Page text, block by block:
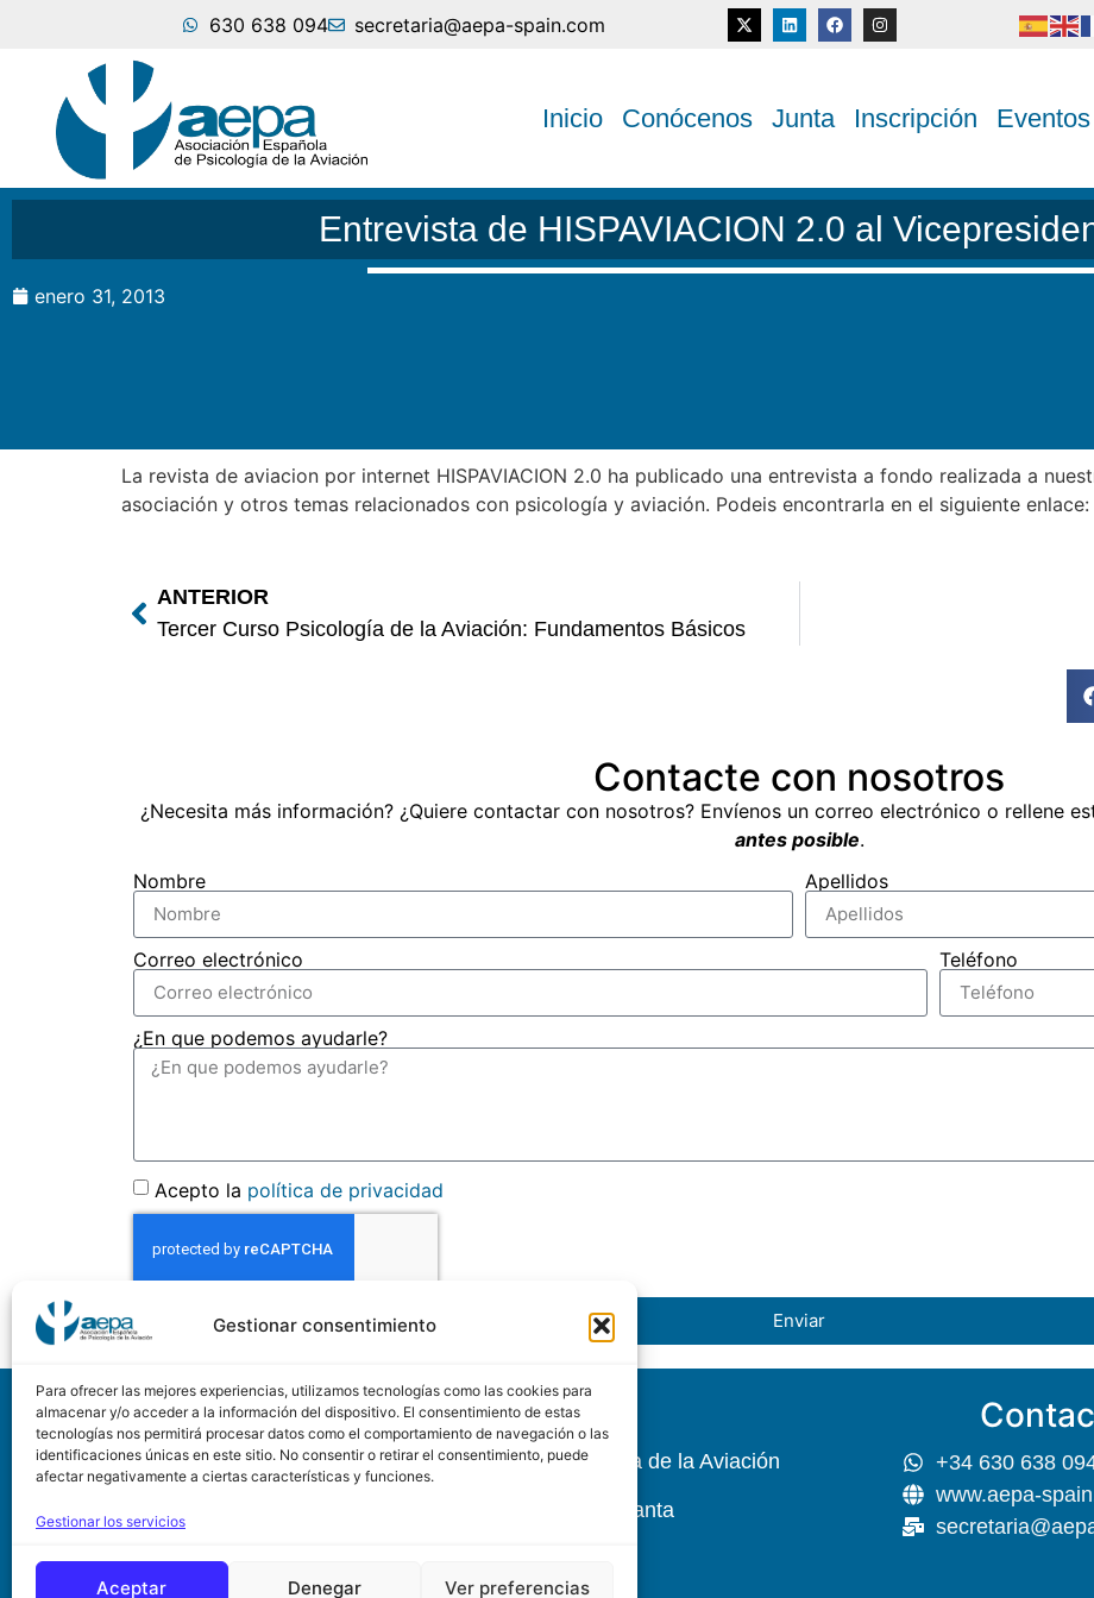
Gestionar consentimiento
Para ofrecer las mejores experiencias, utilizamos tecnologías como las cookies para
almacenar y/o acceder a la información del dispositivo. El consentimiento de estas
tecnologías nos permitirá procesar datos como el comportamiento de navegación o las
identificaciones únicas en este sitio. No consentir o retirar el consentimiento, puede
afectar negativamente a ciertas características y funciones.
Gestionar los servicios
Aceptar Denegar Ver preferencias
630 638 094 secretaria@aepa-spain.com
Inicio Conócenos Junta Inscripción Eventos
Entrevista de HISPAVIACION 2.0 al
enero 31, 2013
La revista de aviacion por internet HISPAVIACION 2.0 ha publicado una entrevista a fondo realizada a
asociación y otros temas relacionados con psicología y aviación. Podeis encontrarla en el siguiente enlace:
ANTERIOR
Tercer Curso Psicología de la Aviación: Fundamentos Básicos
Contacte con nosotros
¿Necesita más información? ¿Quiere contactar con nosotros? Envíenos un correo electrónico o rellene
antes posible.
Nombre
Apellidos
Correo electrónico Teléfono
¿En que podemos ayudarle?
Acepto la política de privacidad
Enviar
AEPA
Asociación Española de Psicología de la Aviación
Calle Conde de Peñalver, 45 5ª Planta
+34 630 638
www.aepa-